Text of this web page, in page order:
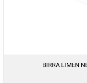
BIRRA LIMEN